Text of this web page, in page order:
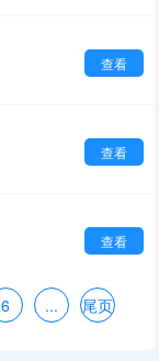
查看
查看
查看
6 ... 尾页